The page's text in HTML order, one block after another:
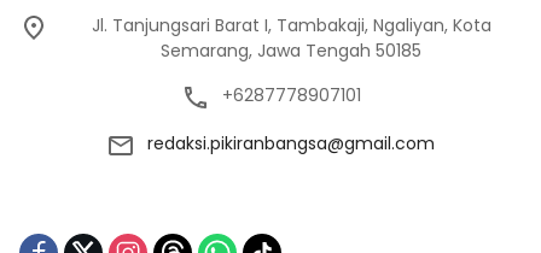
Jl. Tanjungsari Barat I, Tambakaji, Ngaliyan, Kota
Semarang, Jawa Tengah 50185
+6287778907101
redaksi.pikiranbangsa@gmail.com